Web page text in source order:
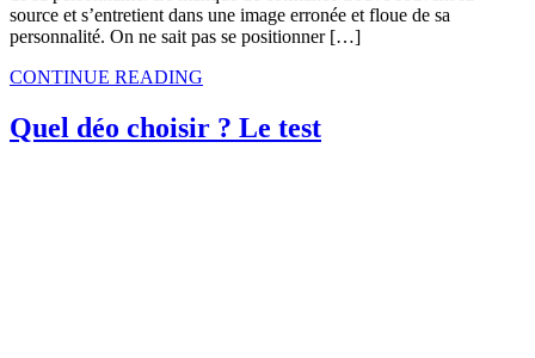
source et s’entretient dans une image erronée et floue de sa
personnalité. On ne sait pas se positionner […]
CONTINUE READING
Quel déo choisir ? Le test